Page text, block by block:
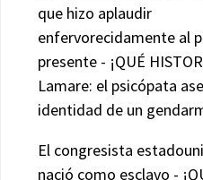
que hizo aplaudir
enfervorecidamente al
presente - ¡QUÉ
Lamare: el psicópata
identidad de un
El congresista
nació como esclavo -